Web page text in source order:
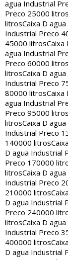
agua Industrial
Preco 25000 litros
litrosCaixa D
Industrial Preco
45000 litros
agua Industrial
Preco 60000 litros
litrosCaixa D
Industrial Preco
80000 litros
agua Industrial
Preco 95000 litros
litrosCaixa D
Industrial Preco
140000 litros
D agua Industrial
Preco 170000
litrosCaixa D
Industrial Preco
210000 litros
D agua Industrial
Preco 240000
litrosCaixa D
Industrial Preco
400000 litros
D agua Industrial